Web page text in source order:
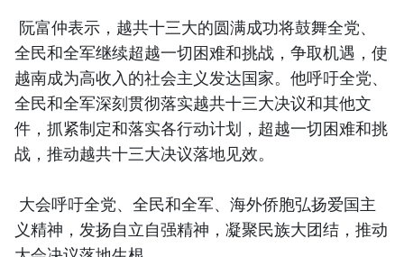
阮富仲表示，越共十三大的圆满成功将鼓舞全党、
全民和全军继续超越一切困难和挑战，争取机遇，使
越南成为高收入的社会主义发达国家。他呼吁全党、
全民和全军深刻贯彻落实越共十三大决议和其他文
件，抓紧制定和落实各行动计划，超越一切困难和挑
战，推动越共十三大决议落地见效。
大会呼吁全党、全民和全军、海外侨胞弘扬爱国主
义精神，发扬自立自强精神，凝聚民族大团结，推动